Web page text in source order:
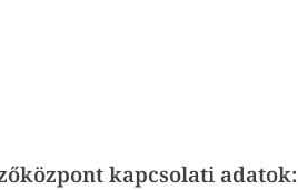
kapcsolati adatok: